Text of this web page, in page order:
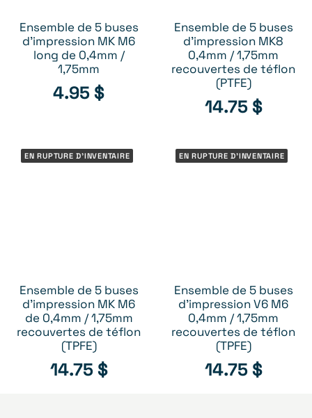
RUPTURE D’INVENTAIRE
Ensemble de 5 buses
d’impression MK M6
long de 0,4mm /
1,75mm
4.95$
RUPTURE D’INVENTAIRE
Ensemble de 5 buses
d'impression MK8
0,4mm / 1,75mm
recouvertes de téflon
(PTFE)
14.75$
EN RUPTURE D'INVENTAIRE
RUPTURE D’INVENTAIRE
Ensemble de 5 buses
d’impression MK M6
de 0,4mm / 1,75mm
recouvertes de téflon
(TPFE)
14.75$
EN RUPTURE D'INVENTAIRE
RUPTURE D’INVENTAIRE
Ensemble de 5 buses
d'impression V6 M6
0,4mm / 1,75mm
recouvertes de téflon
(TPFE)
14.75$